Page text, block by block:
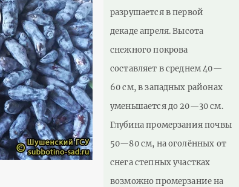
разрушается в первой
декаде апреля. Высота
снежного покрова
составляет в среднем 40—
60 см, в западных районах
уменьшается до 20—30 см.
Глубина промерзания почвы
50—80 см, на оголённых от
снега степных участках
возможно промерзание на